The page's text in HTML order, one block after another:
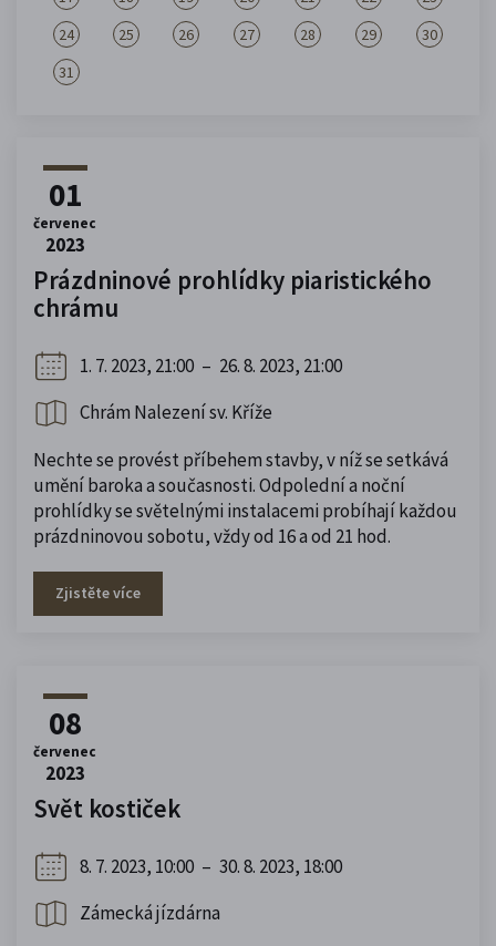
24
25 26 27 28 29
30
31
01
červenec
2023
Prázdninové prohlídky piaristického
chrámu
1. 7. 2023, 21:00 – 26. 8. 2023, 21:00
Chrám Nalezení sv. Kříže
Nechte se provést příbehem stavby, v níž se setkává
umění baroka a současnosti. Odpolední a noční
prohlídky se světelnými instalacemi probíhají každou
prázdninovou sobotu, vždy od 16 a od 21 hod.
Zjistěte více
08
červenec
2023
Svět kostiček
8. 7. 2023, 10:00 – 30. 8. 2023, 18:00
Zámecká jízdárna